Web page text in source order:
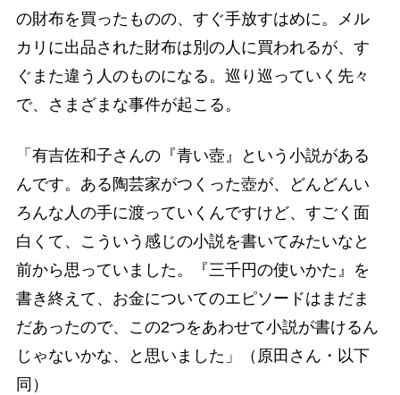
の財布を買ったものの、すぐ手放すはめに。メル
カリに出品された財布は別の人に買われるが、す
ぐまた違う人のものになる。巡り巡っていく先々
で、さまざまな事件が起こる。
「有吉佐和子さんの『青い壺』という小説がある
んです。ある陶芸家がつくった壺が、どんどんい
ろんな人の手に渡っていくんですけど、すごく面
白くて、こういう感じの小説を書いてみたいなと
前から思っていました。『三千円の使いかた』を
書き終えて、お金についてのエピソードはまだま
だあったので、この2つをあわせて小説が書けるん
じゃないかな、と思いました」（原田さん・以下
同）